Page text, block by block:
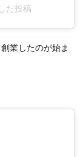
た投稿
業したのが始ま